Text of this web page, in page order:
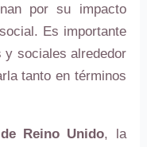
por su impacto
Es importante
y sociales alrededor
tanto en términos
Reino Unido, la